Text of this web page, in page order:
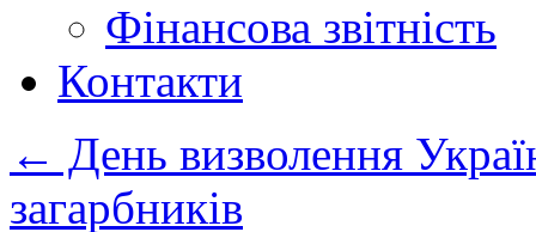
Фінансова звітність
Контакти
← День визволення
загарбників